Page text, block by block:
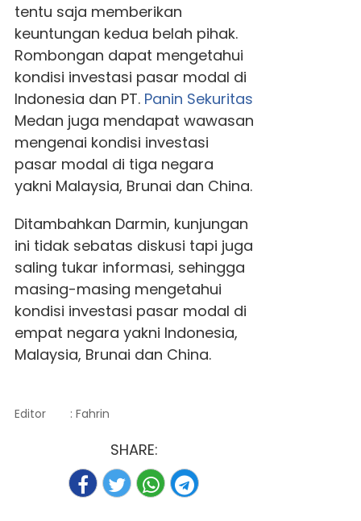
tentu saja memberikan
keuntungan kedua belah pihak.
Rombongan dapat mengetahui
kondisi investasi pasar modal di
Indonesia dan PT. Panin Sekuritas
Medan juga mendapat wawasan
mengenai kondisi investasi
pasar modal di tiga negara
yakni Malaysia, Brunai dan China.
Ditambahkan Darmin, kunjungan
ini tidak sebatas diskusi tapi juga
saling tukar informasi, sehingga
masing-masing mengetahui
kondisi investasi pasar modal di
empat negara yakni Indonesia,
Malaysia, Brunai dan China.
Editor : Fahrin
SHARE: